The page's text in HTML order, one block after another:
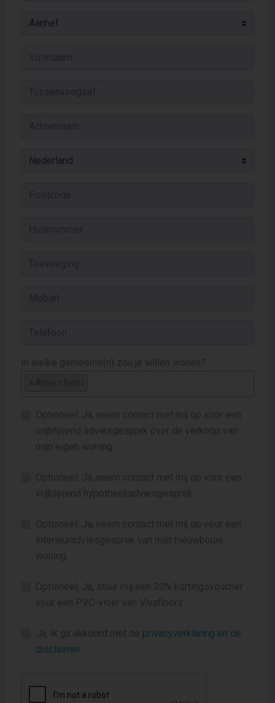
In welke gemeente(n) zou je willen wonen?
Optioneel: Ja, neem contact met mij op voor een
vrijblijvend adviesgesprek over de verkoop van
mijn eigen woning.
Optioneel: Ja, neem contact met mij op voor een
vrijblijvend hypotheekadviesgesprek.
Optioneel: Ja, neem contact met mij op voor een
interieuradviesgesprek van mijn nieuwbouw
woning.
Optioneel: Ja, stuur mij een 20% kortingsvoucher
voor een PVC-vloer van Vivafloors
Ja, ik ga akkoord met de privacyverklaring en de
disclaimer.